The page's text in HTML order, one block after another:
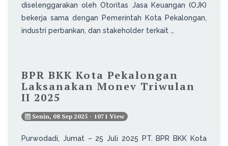
diselenggarakan oleh Otoritas Jasa Keuangan (OJK)
bekerja sama dengan Pemerintah Kota Pekalongan,
industri perbankan, dan stakeholder terkait …
BPR BKK Kota Pekalongan
Laksanakan Monev Triwulan
II 2025
Senin, 08 Sep 2025 - 1071 View
Purwodadi, Jumat – 25 Juli 2025 PT. BPR BKK Kota